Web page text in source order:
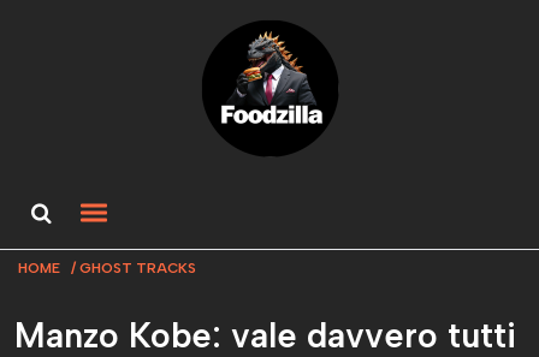
HOME GHOST TRACKS
Manzo Kobe: vale davvero tutti